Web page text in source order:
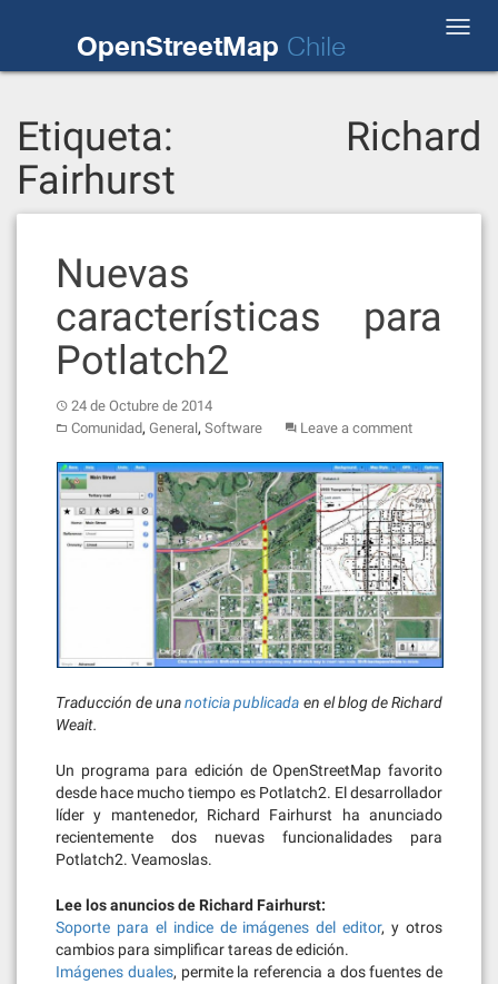
OpenStreetMap Chile
Etiqueta: Richard
Fairhurst
Nuevas
características para
Potlatch2
24 de Octubre de 2014
Comunidad, General, Software Leave a comment
Traducción de unanoticia publicada en el blog de Richard
Weait.
Un programa para edición de OpenStreetMap favorito
desde hace mucho tiempo es Potlatch2. El desarrollador
líder y mantenedor, Richard Fairhurst ha anunciado
recientemente dos nuevas funcionalidades para
Potlatch2. Veamoslas.
Lee los anuncios de Richard Fairhurst:
Soporte para el indice de imágenes del editor, y otros
cambios para simplificar tareas de edición.
Imágenes duales, permite la referencia a dos fuentes de